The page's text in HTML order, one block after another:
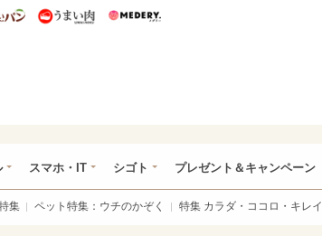
集
めし うまいパン うまい肉
スマホ・IT シゴト プレゼント＆キャンペーン
集 ペット特集：ウチのかぞく 特集 カラダ・ココロ・キレイ